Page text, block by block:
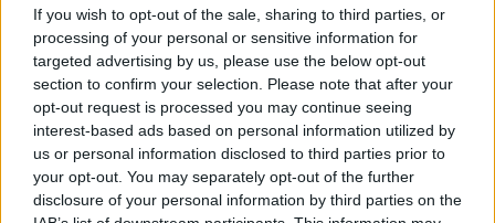
If you wish to opt-out of the sale, sharing to third parties, or
processing of your personal or sensitive information for
targeted advertising by us, please use the below opt-out
section to confirm your selection. Please note that after your
opt-out request is processed you may continue seeing
interest-based ads based on personal information utilized by
us or personal information disclosed to third parties prior to
your opt-out. You may separately opt-out of the further
disclosure of your personal information by third parties on the
Visi įrašai
Žiūrimiausi įrašai
00:00:30
Vaizdai iš tragiškos avarijos Vilniaus r.: dviejų moterų ir